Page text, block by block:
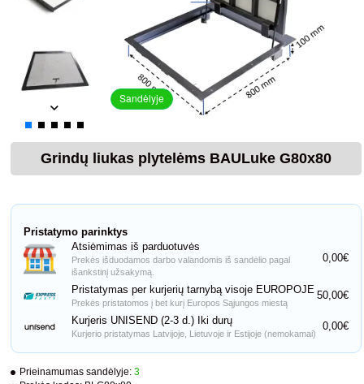
Sandėlyje
Grindų liukas plytelėms BAULuke G80x80
Prieinamumas sandėlyje: 3
Pristatymo parinktys
Atsiėmimas iš parduotuvės
Prekės išduodamos darbo valandomis iš sandėlio pagal
išankstinį užsakymą.
0,00€
Pristatymas per kurjerių tarnybą visoje EUROPOJE
Prekės pristatomos į bet kurį Europos Sąjungos miestą
50,00€
Kurjeris UNISEND (2-3 d.) Iki durų
Kurjerio pristatymas Latvijoje, Lietuvoje ir Estijoje (nemokamai)
0,00€